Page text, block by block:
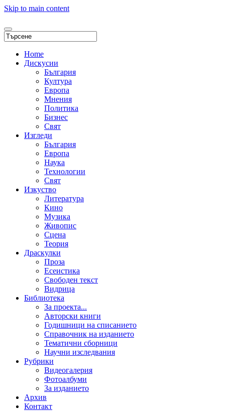
Skip to main content
Home
Дискусии
България
Култура
Европа
Мнения
Политика
Бизнес
Свят
Изгледи
България
Европа
Наука
Технологии
Свят
Изкуство
Литература
Кино
Музика
Живопис
Сцена
Теория
Драскулки
Проза
Есеистика
Свободен текст
Видрица
Библиотека
За проекта...
Авторски книги
Годишници на списанието
Справочник на изданието
Тематични сборници
Научни изследвания
Рубрики
Видеогалерия
Фотоалбуми
За изданието
Архив
Контакт